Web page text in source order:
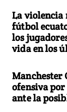
La violencia
fútbol
los
vida en los
Manchester
ofensiva por
ante la